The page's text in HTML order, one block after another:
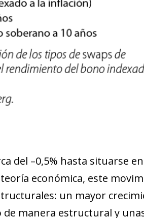
del –0,5% hasta situarse
económica, este
un mayor
manera estructural y